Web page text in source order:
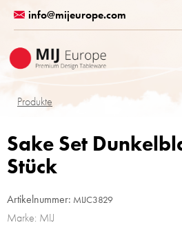
Inhalt
springen
info@mijeurope.com
Produkte
Sake Set
Stück
Artikelnummer: MIJC3829
Marke: MIJ